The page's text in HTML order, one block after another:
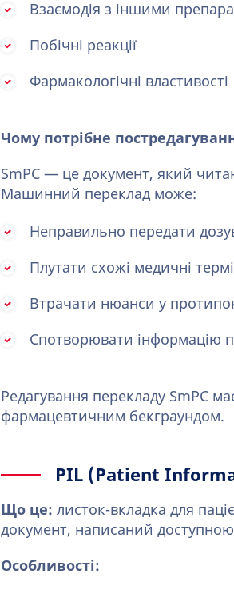
Взаємодія з іншими
Побічні реакції
Фармакологічні властивості
Чому потрібне
SmPC — це документ, який
Машинний переклад може:
Неправильно передати
Плутати схожі медичні
Втрачати нюанси у
Спотворювати інформацію
Редагування перекладу SmPC
фармацевтичним бекграундом.
PIL (Patient
Що це: листок-вкладка для
документ, написаний
Особливості: